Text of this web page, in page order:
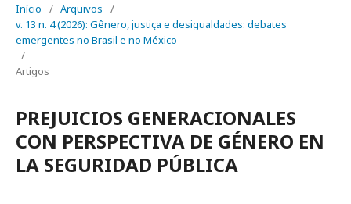
Início / Arquivos
/
v. 13 n. 4 (2026): Gênero, justiça e desigualdades: debates
emergentes no Brasil e no México
/
Artigos
PREJUICIOS GENERACIONALES
CON PERSPECTIVA DE GÉNERO EN
LA SEGURIDAD PÚBLICA